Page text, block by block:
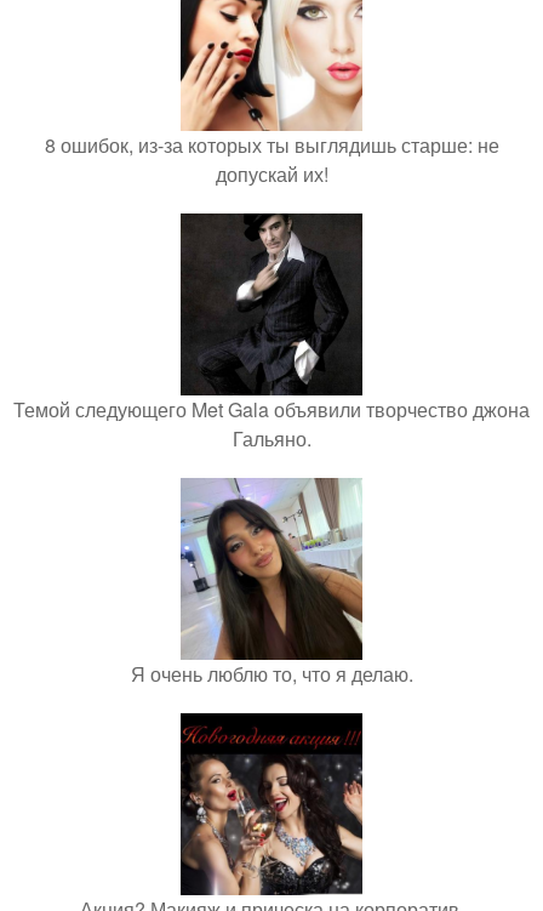
8 ошибок, из-за которых ты выглядишь старше: не
допускай их!
Темой следующего Met Gala объявили творчество джона
Гальяно.
Я очень люблю то, что я делаю.